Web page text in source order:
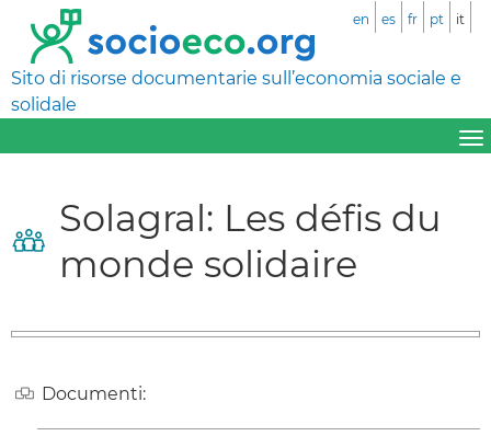
Sito di risorse documentarie sull’economia sociale e
solidale
en es fr pt it
Solagral: Les défis du
monde solidaire
Documenti: